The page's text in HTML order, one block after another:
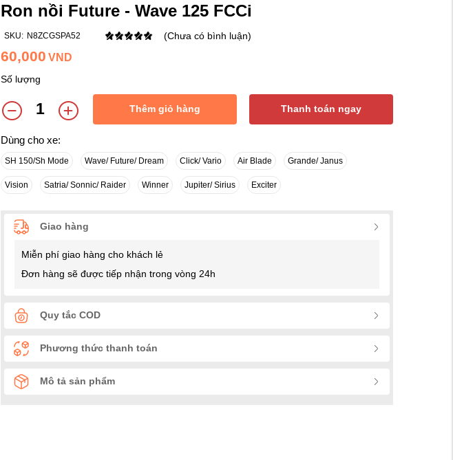
Ron nồi Future - Wave 125 FCCi
SKU: N8ZCGSPA52 (Chưa có bình luận)
60,000 VND
Số lượng
Thêm giỏ hàng Thanh toán ngay
Dùng cho xe:
SH 150/Sh Mode Wave/ Future/ Dream Click/ Vario Air Blade Grande/ Janus
Vision Satria/ Sonnic/ Raider Winner Jupiter/ Sirius Exciter
Giao hàng
Miễn phí giao hàng cho khách lẻ
Đơn hàng sẽ được tiếp nhận trong vòng 24h
Quy tắc COD
Phương thức thanh toán
Mô tả sản phẩm